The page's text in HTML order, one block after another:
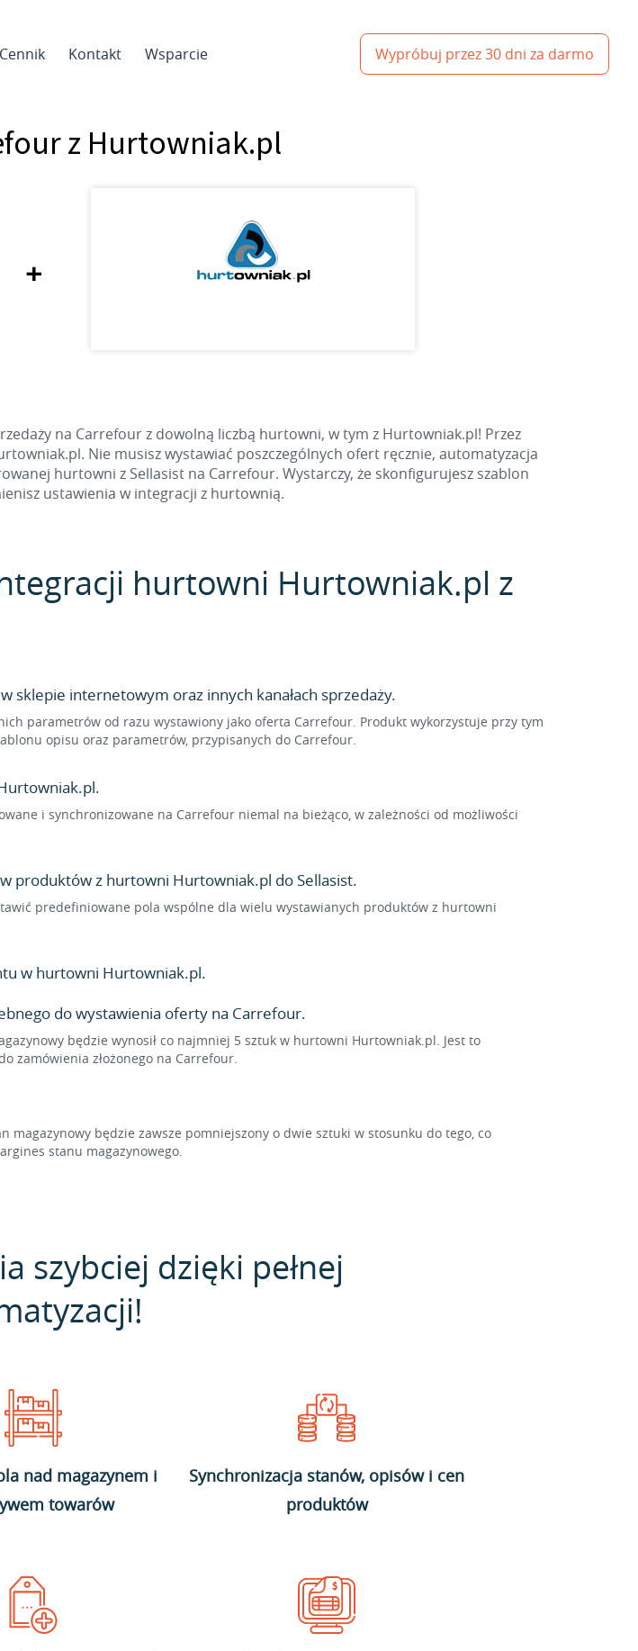
Cennik Kontakt Wsparcie Wypróbuj przez 30 dni za darmo
z Hurtowniak.pl
+
na Carrefour z dowolną liczbą hurtowni, w tym z Hurtowniak.pl! Przez
Nie musisz wystawiać poszczególnych ofert ręcznie, automatyzacja
hurtowni z Sellasist na Carrefour. Wystarczy, że skonfigurujesz szablon
ustawienia w integracji z hurtownią.
hurtowni Hurtowniak.pl z
internetowym oraz innych kanałach sprzedaży.
parametrów od razu wystawiony jako oferta Carrefour. Produkt wykorzystuje przy tym
opisu oraz parametrów, przypisanych do Carrefour.
i synchronizowane na Carrefour niemal na bieżąco, w zależności od możliwości
produktów z hurtowni Hurtowniak.pl do Sellasist.
predefiniowane pola wspólne dla wielu wystawianych produktów z hurtowni
w hurtowni Hurtowniak.pl.
do wystawienia oferty na Carrefour.
będzie wynosił co najmniej 5 sztuk w hurtowni Hurtowniak.pl. Jest to
zamówienia złożonego na Carrefour.
będzie zawsze pomniejszony o dwie sztuki w stosunku do tego, co
stanu magazynowego.
szybciej dzięki pełnej
nad magazynem i
towarów
Synchronizacja stanów, opisów i cen
produktów